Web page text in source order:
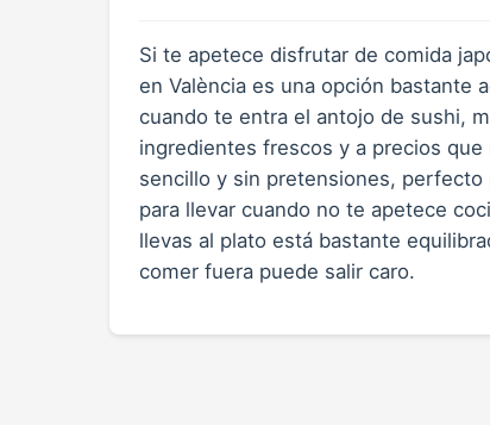
Si te apetece disfrutar de comida
en València es una opción bastante
cuando te entra el antojo de sushi,
ingredientes frescos y a precios
sencillo y sin pretensiones, perfecto
para llevar cuando no te apetece
llevas al plato está bastante
comer fuera puede salir caro.